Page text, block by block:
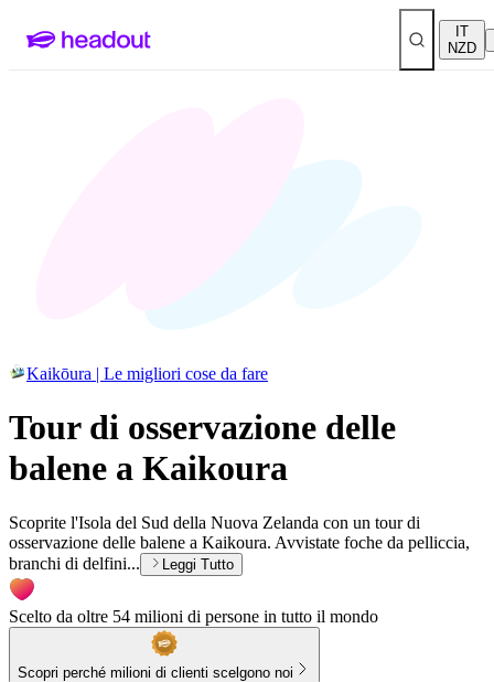
IT
NZD
Kaikōura | Le migliori cose da fare
Tour di osservazione delle
balene a Kaikoura
Scoprite l'Isola del Sud della Nuova Zelanda con un tour di
osservazione delle balene a Kaikoura. Avvistate foche da pelliccia,
branchi di delfini...
Leggi Tutto
Scelto da oltre 54 milioni di persone in tutto il mondo
Scopri perché milioni di clienti scelgono noi